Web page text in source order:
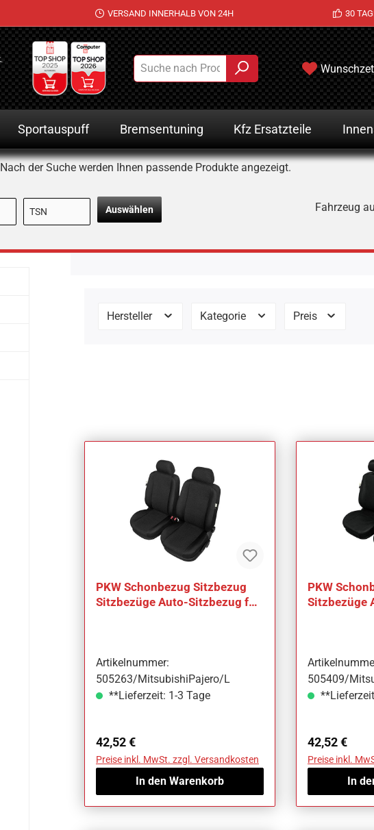
VERSAND INNERHALB VON 24H 30
Sportauspuff Bremsentuning Kfz Ersatzteile
Nach der Suche werden Ihnen passende Produkte angezeigt.
Auswählen Fahrzeug
Hersteller Kategorie Preis
PKW Schonbezug Sitzbezug
Sitzbezüge Auto-Sitzbezug für
Artikelnummer:
505263/MitsubishiPajero/L
**Lieferzeit: 1-3 Tage
Regulärer Preis:
42,52 €
Preise inkl. MwSt. zzgl. Versandkosten
In den Warenkorb
PKW
Sitzbezüge
505409/
Regulärer
42,52 €
Preise inkl.
In